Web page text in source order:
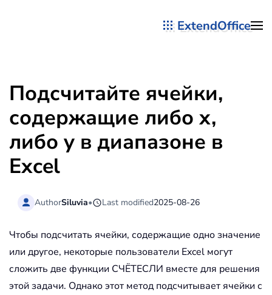
ExtendOffice
Подсчитайте ячейки,
содержащие либо x,
либо y в диапазоне в
Excel
AuthorSiluvia• Last modified2025-08-26
Чтобы подсчитать ячейки, содержащие одно значение
или другое, некоторые пользователи Excel могут
сложить две функции СЧЁТЕСЛИ вместе для решения
этой задачи. Однако этот метод подсчитывает ячейки с